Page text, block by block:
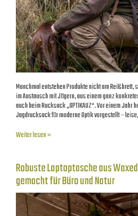
Manchmal entstehen Produkte nicht am Reißbrett,
im Austausch mit Jägern, aus einem ganz
auch beim Rucksack „OPTIKAUZ“. Vor einem Jahr
Jagdrucksack für moderne Optik vorgestellt –
Weiter lesen »
Robuste Laptoptasche aus
gemacht für Büro und Natur